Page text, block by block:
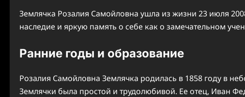
Землячка Розалия Самойловна ушла из жизни 23 июля
наследие и яркую память о себе как о замечательном
Ранние годы и образование
Розалия Самойловна Землячка родилась в 1858 году в
Землячки была простой и трудолюбивой. Ее отец, Иван